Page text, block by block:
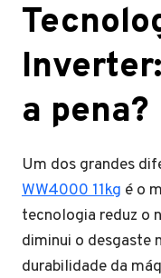
a pena?
Um dos grandes
WW4000 11kg é o
tecnologia reduz o
diminui o desgaste
durabilidade da